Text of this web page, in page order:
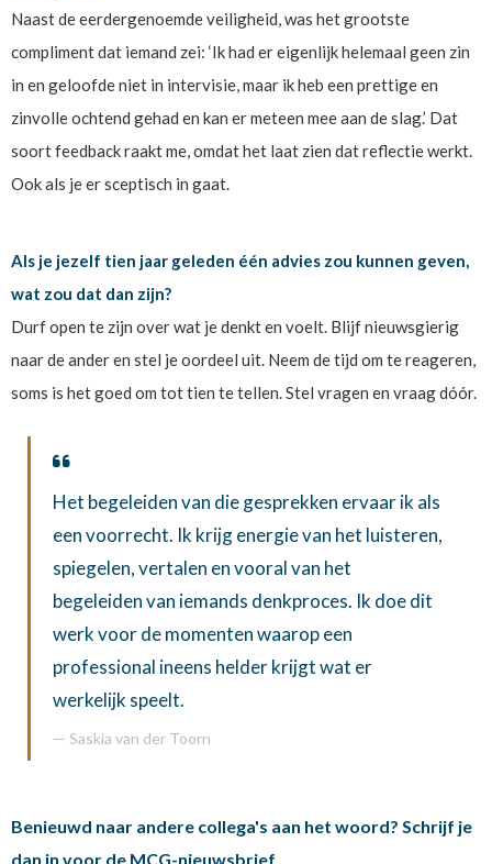
Naast de eerdergenoemde veiligheid, was het grootste
compliment dat iemand zei: ‘Ik had er eigenlijk helemaal geen zin
in en geloofde niet in intervisie, maar ik heb een prettige en
zinvolle ochtend gehad en kan er meteen mee aan de slag.’ Dat
soort feedback raakt me, omdat het laat zien dat reflectie werkt.
Ook als je er sceptisch in gaat.
Als je jezelf tien jaar geleden één advies zou kunnen geven,
wat zou dat dan zijn?
Durf open te zijn over wat je denkt en voelt. Blijf nieuwsgierig
naar de ander en stel je oordeel uit. Neem de tijd om te reageren,
soms is het goed om tot tien te tellen. Stel vragen en vraag dóór.
Het begeleiden van die gesprekken ervaar ik als
een voorrecht. Ik krijg energie van het luisteren,
spiegelen, vertalen en vooral van het
begeleiden van iemands denkproces. Ik doe dit
werk voor de momenten waarop een
professional ineens helder krijgt wat er
werkelijk speelt.
Saskia van der Toorn
Benieuwd naar andere collega's aan het woord? Schrijf je
dan in voor de MCG-nieuwsbrief.